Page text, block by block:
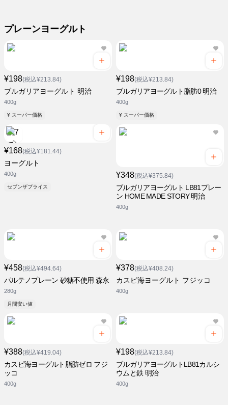
プレーンヨーグルト
¥198(税込¥213.84)
ブルガリアヨーグルト 明治
400g
¥ スーパー価格
¥198(税込¥213.84)
ブルガリアヨーグルト脂肪0 明治
400g
¥ スーパー価格
¥168(税込¥181.44)
ヨーグルト
400g
セブンザプライス
¥348(税込¥375.84)
ブルガリアヨーグルト LB81プレー
ン HOME MADE STORY 明治
400g
¥458(税込¥494.64)
パルテノプレーン 砂糖不使用 森永
280g
月間安い値
¥378(税込¥408.24)
カスピ海ヨーグルト フジッコ
400g
¥388(税込¥419.04)
カスピ海ヨーグルト脂肪ゼロ フジ
ッコ
400g
¥198(税込¥213.84)
ブルガリアヨーグルトLB81カルシ
ウムと鉄 明治
400g